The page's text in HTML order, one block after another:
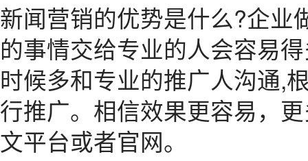
新闻营销的优势是什么?企业
的事情交给专业的人会容易
时候多和专业的推广人沟通,
行推广。相信效果更容易，
文平台或者官网。